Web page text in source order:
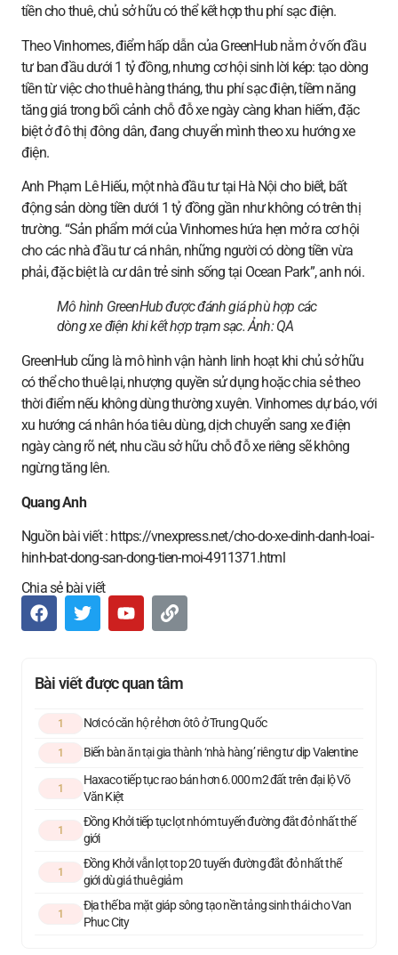
tiền cho thuê, chủ sở hữu có thể kết hợp thu phí sạc điện.
Theo Vinhomes, điểm hấp dẫn của GreenHub nằm ở vốn đầu
tư ban đầu dưới 1 tỷ đồng, nhưng cơ hội sinh lời kép: tạo dòng
tiền từ việc cho thuê hàng tháng, thu phí sạc điện, tiềm năng
tăng giá trong bối cảnh chỗ đỗ xe ngày càng khan hiếm, đặc
biệt ở đô thị đông dân, đang chuyển mình theo xu hướng xe
điện.
Anh Phạm Lê Hiếu, một nhà đầu tư tại Hà Nội cho biết, bất
động sản dòng tiền dưới 1 tỷ đồng gần như không có trên thị
trường. “Sản phẩm mới của Vinhomes hứa hẹn mở ra cơ hội
cho các nhà đầu tư cá nhân, những người có dòng tiền vừa
phải, đặc biệt là cư dân trẻ sinh sống tại Ocean Park”, anh nói.
Mô hình GreenHub được đánh giá phù hợp các
dòng xe điện khi kết hợp trạm sạc. Ảnh:QA
GreenHub cũng là mô hình vận hành linh hoạt khi chủ sở hữu
có thể cho thuê lại, nhượng quyền sử dụng hoặc chia sẻ theo
thời điểm nếu không dùng thường xuyên. Vinhomes dự báo, với
xu hướng cá nhân hóa tiêu dùng, dịch chuyển sang xe điện
ngày càng rõ nét, nhu cầu sở hữu chỗ đỗ xe riêng sẽ không
ngừng tăng lên.
Quang Anh
Nguồn bài viết : https://vnexpress.net/cho-do-xe-dinh-danh-loai-
hinh-bat-dong-san-dong-tien-moi-4911371.html
Chia sẻ bài viết
Bài viết được quan tâm
1 Nơi có căn hộ rẻ hơn ôtô ở Trung Quốc
1 Biến bàn ăn tại gia thành ‘nhà hàng’ riêng tư dịp Valentine
1
Haxaco tiếp tục rao bán hơn 6.000 m2 đất trên đại lộ Võ
Văn Kiệt
1
Đồng Khởi tiếp tục lọt nhóm tuyến đường đắt đỏ nhất thế
giới
1
Đồng Khởi vẫn lọt top 20 tuyến đường đắt đỏ nhất thế
giới dù giá thuê giảm
1
Địa thế ba mặt giáp sông tạo nền tảng sinh thái cho Van
Phuc City